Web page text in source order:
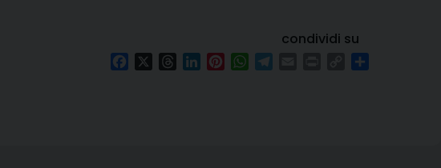
condividi su
FacebookThreadsLinkedInPinterestWhatsApp
Copy